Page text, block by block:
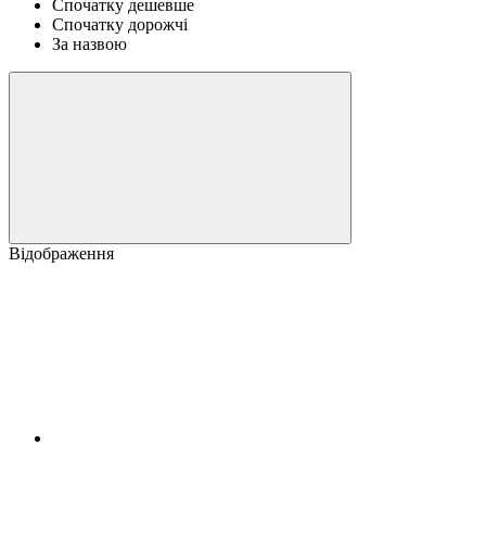
Спочатку дешевше
Спочатку дорожчі
За назвою
Відображення